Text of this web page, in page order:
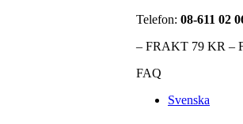
Telefon: 08-611 02
– FRAKT 79 KR –
FAQ
Svenska